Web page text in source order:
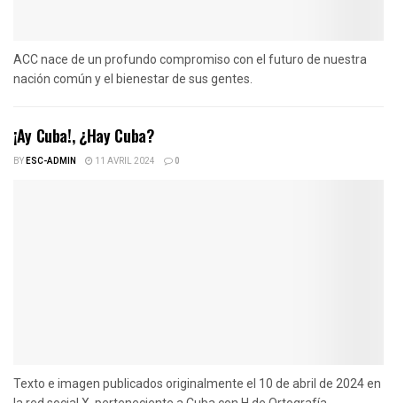
ACC nace de un profundo compromiso con el futuro de nuestra
nación común y el bienestar de sus gentes.
¡Ay Cuba!, ¿Hay Cuba?
BYESC-ADMIN 11 AVRIL 2024 0
Texto e imagen publicados originalmente el 10 de abril de 2024 en